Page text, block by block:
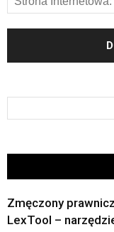
Zmęczony
LexTool –